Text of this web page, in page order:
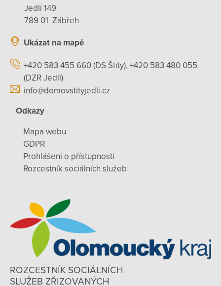
Jedlí 149
789 01 Zábřeh
Ukázat na mapě
+420 583 455 660 (DS Štíty), +420 583 480 055
(DZR Jedlí)
info@domovstityjedli.cz
Odkazy
Mapa webu
GDPR
Prohlášení o přístupnosti
Rozcestník sociálních služeb
ROZCESTNÍK SOCIÁLNÍCH
SLUŽEB ZŘIZOVANÝCH